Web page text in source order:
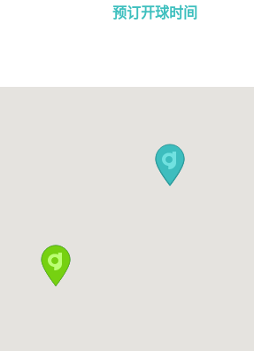
预订开球时间